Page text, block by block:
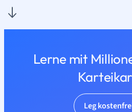
Lerne mit
Leg